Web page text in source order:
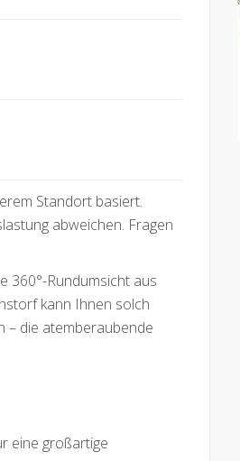
Standort basiert.
abweichen. Fragen
360°-Rundumsicht aus
kann Ihnen solch
– die atemberaubende
eine großartige